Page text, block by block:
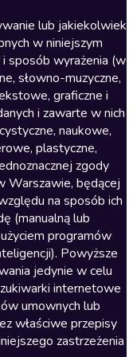
lub jakiekolwiek
w niniejszym
sposób wyrażenia (w
słowno-muzyczne,
graficzne i
i zawarte w nich
naukowe,
plastyczne,
zgody
Warszawie, będącej
na sposób ich
(manualną lub
programów
Powyższe
jedynie w celu
internetowe
umownych lub
właściwe przepisy
zastrzeżenia